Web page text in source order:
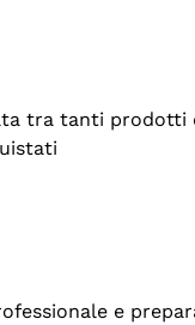
tra tanti prodotti
e